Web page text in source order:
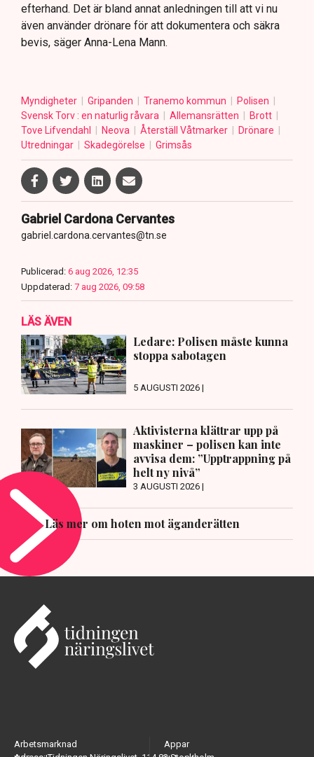
efterhand. Det är bland annat anledningen till att vi nu
även använder drönare för att dokumentera och säkra
bevis, säger Anna-Lena Mann.
Myndigheter Gripanden Tranemo kommun
Polisen
Svensk Torv : en naturlig råvara
Allemansrätten
Brott
Tove Lifvendahl
Neova Återställ Våtmarker
Drönare
Utredningar
Skadegörelse Grimsås
Gabriel Cardona Cervantes
gabriel.cardona.cervantes@tn.se
Publicerad: 6 aug 2026, 12:35
Uppdaterad: 7 aug 2026, 09:58
LÄS ÄVEN
Ledare: Polisen måste kunna
stoppa sabotagen
5 AUGUSTI 2026 |
Aktivisterna klättrar upp på
maskiner – polisen kan inte
avvisa dem: ”Upptrappning på
helt ny nivå”
3 AUGUSTI 2026 |
Läs mer om hoten mot äganderätten
Arbetsmarknad
Appar